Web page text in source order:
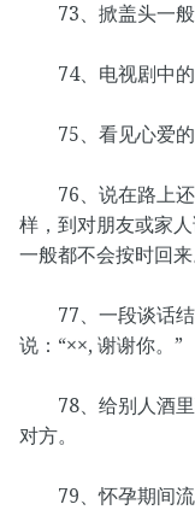
73、掀盖头一般
74、电视剧中的
75、看见心爱的
76、说在路上还
样，到对朋友或家
一般都不会按时回来
77、一段谈话结
说：“××, 谢谢你。”
78、给别人酒里
对方。
79、怀孕期间流